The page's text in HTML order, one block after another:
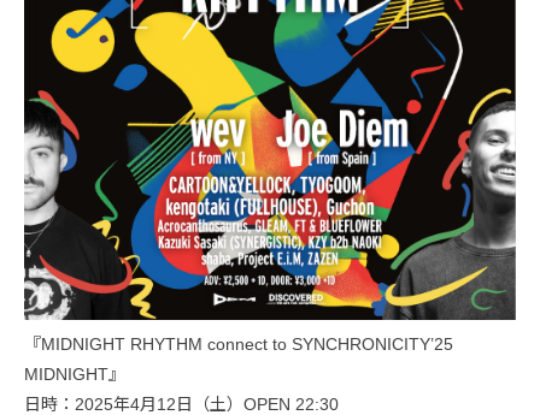
『MIDNIGHT RHYTHM connect to SYNCHRONICITY’25
MIDNIGHT』
日時：2025年4月12日（土）OPEN 22:30